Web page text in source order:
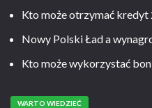
Kto może otrzymać kredyt
Nowy Polski Ład a
Kto może wykorzystać
WARTO WIEDZIEĆ